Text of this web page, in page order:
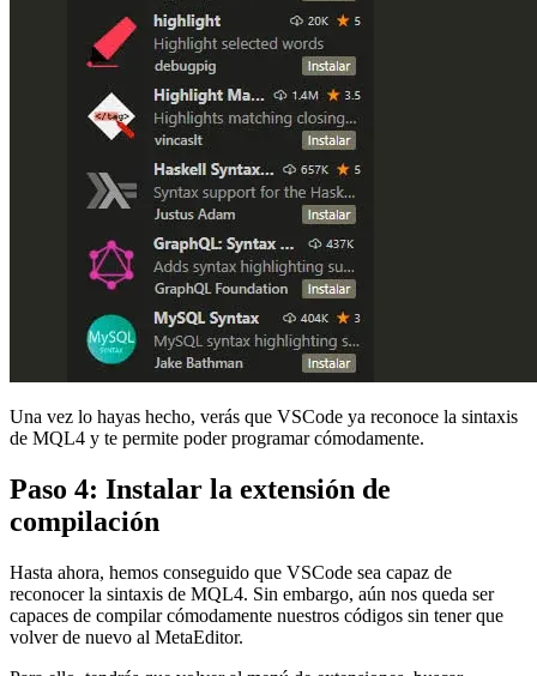
Una vez lo hayas hecho, verás que VSCode ya reconoce la sintaxis
de MQL4 y te permite poder programar cómodamente.
Paso 4: Instalar la extensión de
compilación
Hasta ahora, hemos conseguido que VSCode sea capaz de
reconocer la sintaxis de MQL4. Sin embargo, aún nos queda ser
capaces de compilar cómodamente nuestros códigos sin tener que
volver de nuevo al MetaEditor.